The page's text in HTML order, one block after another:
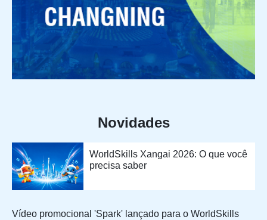
Novidades
WorldSkills Xangai 2026: O que você
precisa saber
Vídeo promocional 'Spark' lançado para o WorldSkills